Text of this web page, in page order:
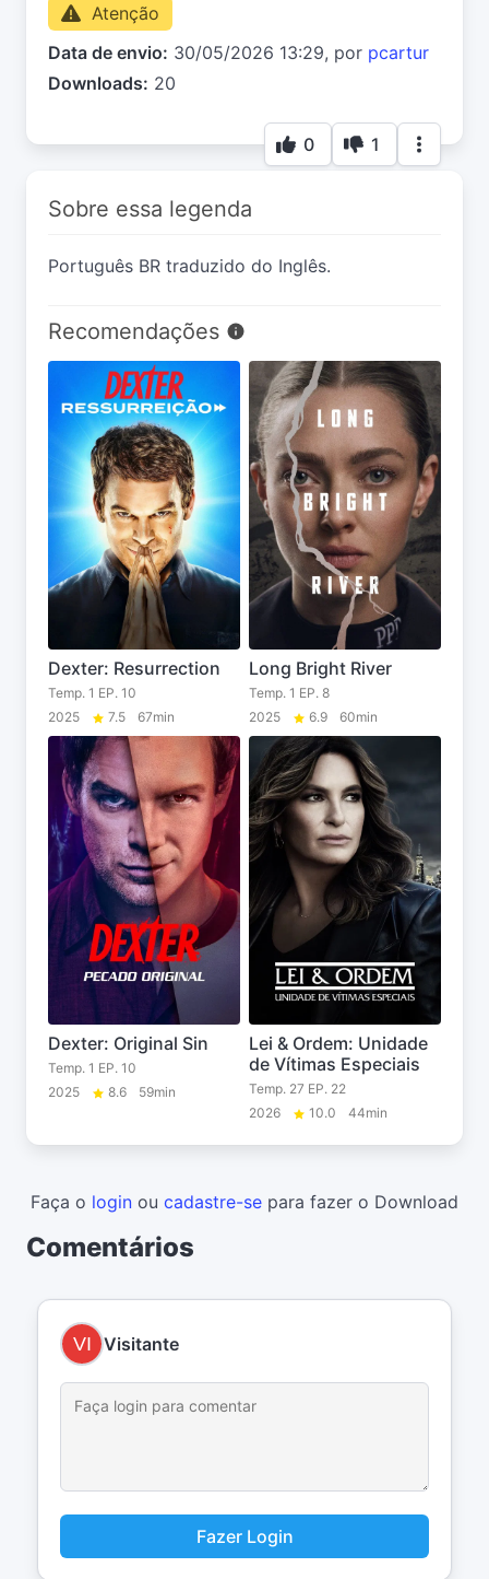
Atenção
Data de envio: 30/05/2026 13:29, por pcartur
Downloads: 20
0 1
Sobre essa legenda
Português BR traduzido do Inglês.
Recomendações
Dexter: Resurrection
Temp. 1 EP. 10
2025
7.5 67min
Long Bright River
Temp. 1 EP. 8
2025
6.9 60min
Dexter: Original Sin
Temp. 1 EP. 10
2025
8.6 59min
Lei & Ordem: Unidade
de Vítimas Especiais
Temp. 27 EP. 22
2026
10.0 44min
Faça o login ou cadastre-se para fazer o Download
Comentários
Visitante
Fazer Login